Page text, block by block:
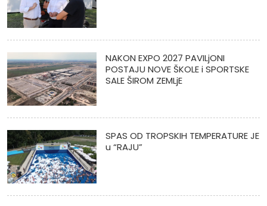
NAKON EXPO 2027 PAVILjONI
POSTAJU NOVE ŠKOLE i SPORTSKE
SALE ŠIROM ZEMLjE
SPAS OD TROPSKIH TEMPERATURE JE
u “RAJU”